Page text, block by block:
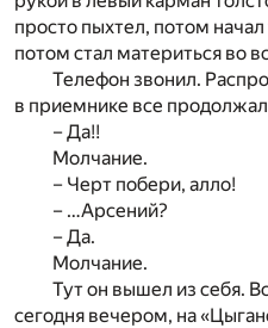
просто пыхтел, потом
потом стал материться во
Телефон звонил.
в приемнике все
– Да!!
Молчание.
– Черт побери, алло!
– …Арсений?
– Да.
Молчание.
Тут он вышел из себя.
сегодня вечером, на